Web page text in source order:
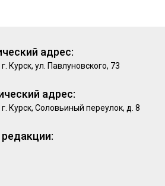
адрес:
Курск, ул. Павлуновского, 73
адрес:
Курск, Соловьиный переулок, д. 8
редакции: